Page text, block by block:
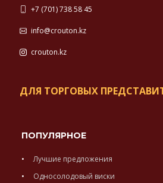
+7 (701) 738 58 45
info@crouton.kz
crouton.kz
ДЛЯ ТОРГОВЫХ
ПОПУЛЯРНОЕ
Лучшие предложения
Односолодовый виски